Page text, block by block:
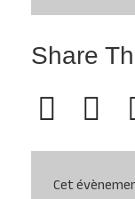
Share
Cet